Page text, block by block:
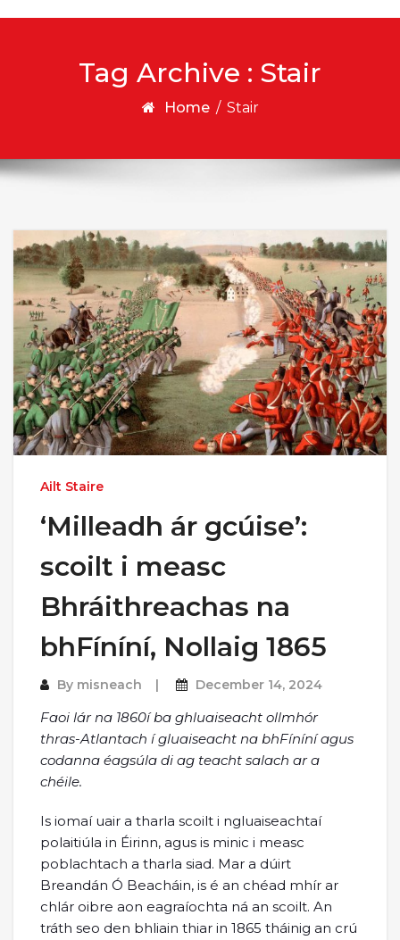
Tag Archive : Stair
Home / Stair
Ailt Staire
‘Milleadh ár gcúise’:
scoilt i measc
Bhráithreachas na
bhFíníní, Nollaig 1865
By misneach December 14, 2024
Faoi lár na 1860í ba ghluaiseacht ollmhór
thras-Atlantach í gluaiseacht na bhFíníní agus
codanna éagsúla di ag teacht salach ar a
chéile.
Is iomaí uair a tharla scoilt i ngluaiseachtaí
polaitiúla in Éirinn, agus is minic i measc
poblachtach a tharla siad. Mar a dúirt
Breandán Ó Beacháin, is é an chéad mhír ar
chlár oibre aon eagraíochta ná an scoilt. An
tráth seo den bhliain thiar in 1865 tháinig an crú